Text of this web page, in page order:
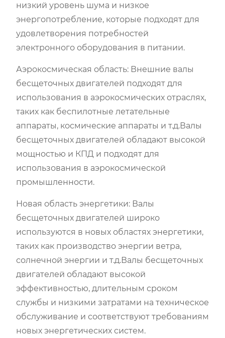
низкий уровень шума и низкое
энергопотребление, которые подходят для
удовлетворения потребностей
электронного оборудования в питании.
Аэрокосмическая область: Внешние валы
бесщеточных двигателей подходят для
использования в аэрокосмических отраслях,
таких как беспилотные летательные
аппараты, космические аппараты и т.д.Валы
бесщеточных двигателей обладают высокой
мощностью и КПД и подходят для
использования в аэрокосмической
промышленности.
Новая область энергетики: Валы
бесщеточных двигателей широко
используются в новых областях энергетики,
таких как производство энергии ветра,
солнечной энергии и т.д.Валы бесщеточных
двигателей обладают высокой
эффективностью, длительным сроком
службы и низкими затратами на техническое
обслуживание и соответствуют требованиям
новых энергетических систем.